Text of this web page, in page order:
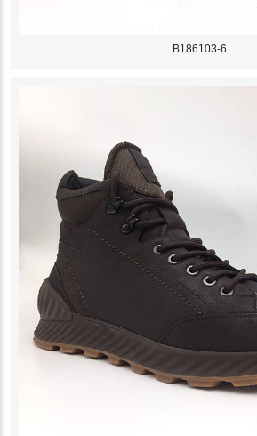
B186103-6